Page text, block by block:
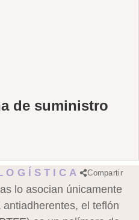
de suministro
Compartir
lo asocian únicamente
el teflón